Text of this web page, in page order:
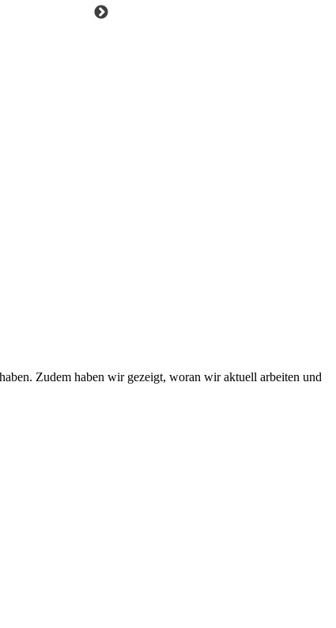
Zudem haben wir gezeigt, woran wir aktuell arbeiten und